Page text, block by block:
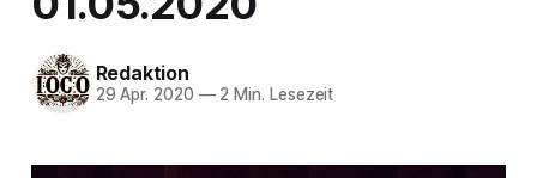
Redaktion
29 Apr. 2020 —2 Min. Lesezeit